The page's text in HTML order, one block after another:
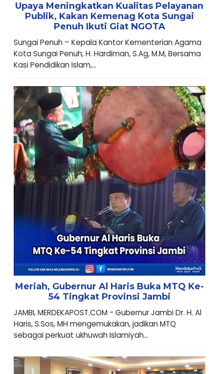
Upaya Meningkatkan Kualitas Pelayanan
Publik, Kakan Kemenag Kota Sungai
Penuh Ikuti Giat NGOTA
Sungai Penuh – Kepala Kantor Kementerian Agama
Kota Sungai Penuh, H. Hardiman, S.Ag, M.M, Bersama
Kasi Pendidikan Islam,...
Meriah, Gubernur Al Haris Buka MTQ Ke-
54 Tingkat Provinsi Jambi
JAMBI, MERDEKAPOST.COM - Gubernur Jambi Dr. H. Al
Haris, S.Sos, MH mengemukakan, jadikan MTQ
sebagai perkuat ukhuwah Islamiyah...